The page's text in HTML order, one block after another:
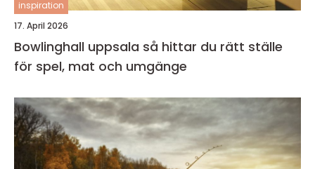
inspiration
17. April 2026
Bowlinghall uppsala så hittar du rätt ställe
för spel, mat och umgänge